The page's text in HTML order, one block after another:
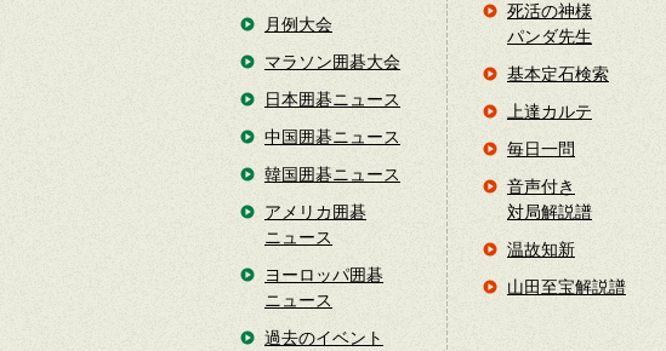
月例大会
マラソン囲碁大会
日本囲碁ニュース
中国囲碁ニュース
韓国囲碁ニュース
アメリカ囲碁
ニュース
ヨーロッパ囲碁
ニュース
過去のイベント
死活の神様
パンダ先生
基本定石検索
上達カルテ
毎日一問
音声付き
対局解説譜
温故知新
山田至宝解説譜